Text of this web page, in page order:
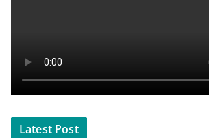
Latest Post